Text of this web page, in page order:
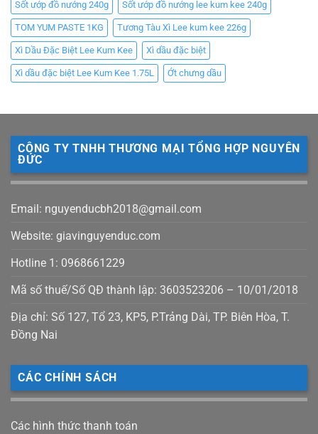
Sốt ướp đồ nướng 240g Sốt ướp đồ nướng lee kum kee 240g
TOM YUM PASTE 1KG Tương Tàu Xì Lee kum kee 226g
Xì Dầu Đặc Biệt Lee Kum Kee Xì dầu đặc biệt
Xì dầu đặc biệt Lee Kum Kee 1.75L Ớt chưng dầu
CÔNG TY TNHH THƯƠNG MẠI TỔNG HỢP NGUYÊN
ĐỨC
Email: nguyenducbh2018@gmail.com
Website: giavinguyenduc.com
Hotline 1: 0968661229
Mã số thuế/Số QĐ thành lập: 3603523206 – 10/01/2018
Địa chỉ: Số 127, Tổ 23, KP5, P.Trảng Dài, TP. Biên Hòa, T.
Đồng Nai
CÁC CHÍNH SÁCH
Các hình thức thanh toán